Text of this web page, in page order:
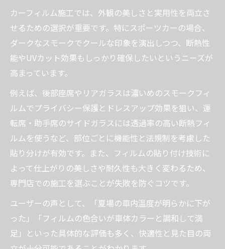
ングとは
長期的にカーフィルムコストを抑えるポイ
ント
カーフィルム専門店選びで損をしない方法
横浜市旭区発 カーフィルム施工可否と違反トラ
ブル回避法
カーフィルム施工時に注意すべき違反ライ
ンの見極め方
車検に通るカーフィルム施工のポイント解
説
カーフィルム施工で違反トラブルを防ぐ具
体策
旭区で安心してカーフィルム施工を依頼す
カーフィルム施工では、外観の美しさと実用性を両立さ
せるための選択が重要です。特にスポーツカーの場合、
ダークなスモークでクールな印象を演出しつつ、断熱性
能やUVカット効果もしっかり確保したいというニーズが
高まっています。
例えば、後部座席やリアガラスは濃いめのスモークフィ
ルムでプライバシー保護とドレスアップ効果を狙い、運
転席・助手席のサイドガラスには透過率の高い断熱フィ
ルムを使うなど、部位ごとに機能性と法規制を考慮した
貼り分けが有効です。また、フィルムの貼り付け技術に
よって仕上がりの美しさや耐久性も大きく変わるため、
専門店での施工を選ぶことが失敗を防ぐコツです。
ユーザーの声として、「夏場の車内温度が明らかに下が
った」「フィルムの色合いが車体カラーと調和して満
足」といった具体的な評価も多く、快適性と見た目の両